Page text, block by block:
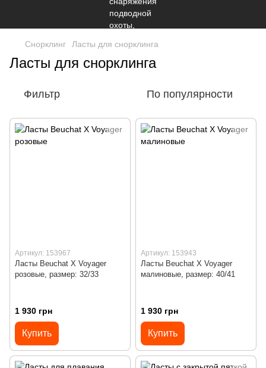
Снорклинг Ласты для снорклинга
Ласты для снорклинга
Фильтр По популярности
Артикул: 153967
Ласты Beuchat X Voyager
розовые, размер: 32/33
1 930 грн
Купить
Артикул: 153943
Ласты Beuchat X Voyager
малиновые, размер: 40/41
1 930 грн
Купить